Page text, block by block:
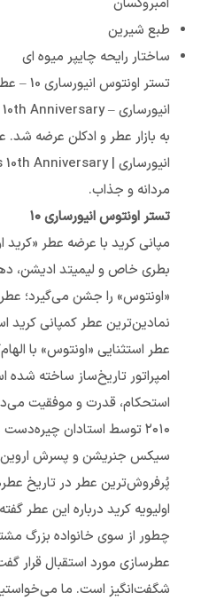
طبع شیرین
ساختار رایحه چایپر میوه ای
مردانه و جذاب.
تستر اونتوس انیورساری ۱۰
بطری خاص و لیمیتد ادیشن،
«اونتوس» را جشن می‌گیرد؛
نمادین‌ترین عطر کمپانی کرید
عطر استثنایی «اونتوس» با
امپراتور تاریخ‌ساز ساخته
استحکام، قدرت و موفقیت
۲۰۱۰ توسط استادان
سیکس جنریشن و پسرش
پُرفروش‌ترین عطر در تاریخ
اولیویه کرید درباره این عطر
چطور از سوی خانواده بزرگ
عطرسازی مورد استقبال قرار
شگفت‌انگیز است. ما